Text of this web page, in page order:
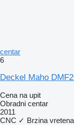
centar
6
Deckel Maho
Cena na upit
Obradni centar
2011
CNC ✓ Brzina vretena